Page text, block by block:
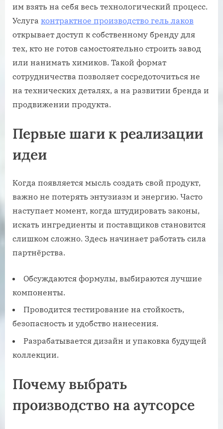
им взять на себя весь технологический процесс.
Услуга контрактное производство гель лаков
открывает доступ к собственному бренду для
тех, кто не готов самостоятельно строить завод
или нанимать химиков. Такой формат
сотрудничества позволяет сосредоточиться не
на технических деталях, а на развитии бренда и
продвижении продукта.
Первые шаги к реализации
идеи
Когда появляется мысль создать свой продукт,
важно не потерять энтузиазм и энергию. Часто
наступает момент, когда штудировать законы,
искать ингредиенты и поставщиков становится
слишком сложно. Здесь начинает работать сила
партнёрства.
Обсуждаются формулы, выбираются лучшие
компоненты.
Проводится тестирование на стойкость,
безопасность и удобство нанесения.
Разрабатывается дизайн и упаковка будущей
коллекции.
Почему выбрать
производство на аутсорсе